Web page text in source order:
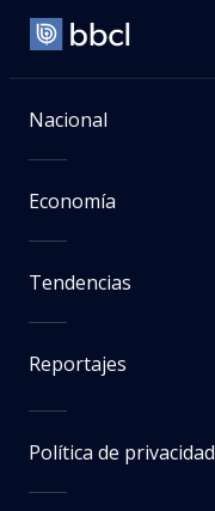
Nacional
Economía
Tendencias
Reportajes
Política de privacidad